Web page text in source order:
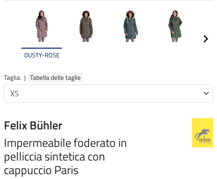
DUSTY-ROSE
Taglia: | Tabella delle taglie
Felix Bühler
Impermeabile foderato in
pelliccia sintetica con
cappuccio Paris